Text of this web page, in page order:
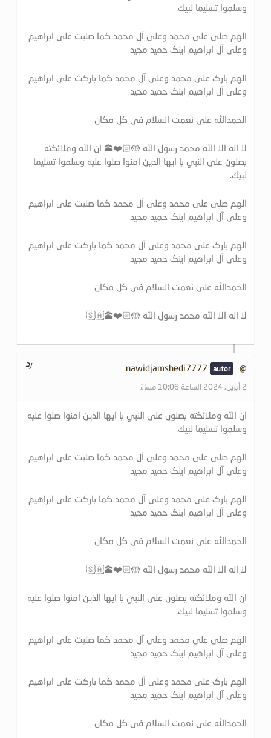
وسلموا تسليما لبيك.
الهم صلی علی محمد وعلی آل محمد کما صلیت علی ابراهیم
وعلی آل ابراهیم اینک حمید مجید
الهم بارک علی محمد وعلی آل محمد کما بارکت علی ابراهیم
وعلی آل ابراهیم اینک حمید مجید
الحمدالله علی نعمت السلام فی کل مکان
لا اله الا الله محمد رسول الله 🤲🏻❤️🕋 ان الله وملائكته
يصلون على النبي يا ايها الذين امنوا صلوا عليه وسلموا تسليما
لبيك.
الهم صلی علی محمد وعلی آل محمد کما صلیت علی ابراهیم
وعلی آل ابراهیم اینک حمید مجید
الهم بارک علی محمد وعلی آل محمد کما بارکت علی ابراهیم
وعلی آل ابراهیم اینک حمید مجید
الحمدالله علی نعمت السلام فی کل مکان
لا اله الا الله محمد رسول الله 🤲🏻❤️🕋🇸🇦
@nawidjamshedi7777
2 أبريل، 2024 الساعة 10:06 مساءً
رد
ان الله وملائكته يصلون على النبي يا ايها الذين امنوا صلوا عليه
وسلموا تسليما لبيك.
الهم صلی علی محمد وعلی آل محمد کما صلیت علی ابراهیم
وعلی آل ابراهیم اینک حمید مجید
الهم بارک علی محمد وعلی آل محمد کما بارکت علی ابراهیم
وعلی آل ابراهیم اینک حمید مجید
الحمدالله علی نعمت السلام فی کل مکان
لا اله الا الله محمد رسول الله 🤲🏻❤️🕋🇸🇦
ان الله وملائكته يصلون على النبي يا ايها الذين امنوا صلوا عليه
وسلموا تسليما لبيك.
الهم صلی علی محمد وعلی آل محمد کما صلیت علی ابراهیم
وعلی آل ابراهیم اینک حمید مجید
الهم بارک علی محمد وعلی آل محمد کما بارکت علی ابراهیم
وعلی آل ابراهیم اینک حمید مجید
الحمدالله علی نعمت السلام فی کل مکان